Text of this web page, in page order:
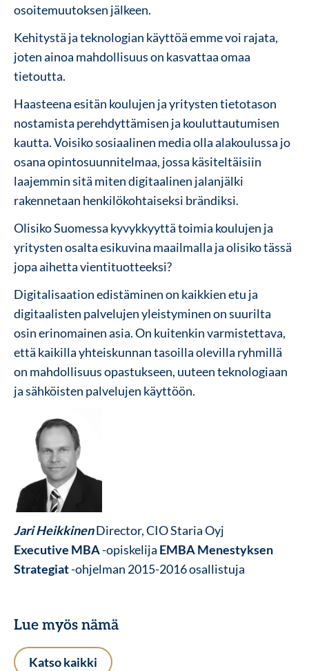
osoitemuutoksen jälkeen.
Kehitystä ja teknologian käyttöä emme voi rajata,
joten ainoa mahdollisuus on kasvattaa omaa
tietoutta.
Haasteena esitän koulujen ja yritysten tietotason
nostamista perehdyttämisen ja kouluttautumisen
kautta. Voisiko sosiaalinen media olla alakoulussa jo
osana opintosuunnitelmaa, jossa käsiteltäisiin
laajemmin sitä miten digitaalinen jalanjälki
rakennetaan henkilökohtaiseksi brändiksi.
Olisiko Suomessa kyvykkyyttä toimia koulujen ja
yritysten osalta esikuvina maailmalla ja olisiko tässä
jopa aihetta vientituotteeksi?
Digitalisaation edistäminen on kaikkien etu ja
digitaalisten palvelujen yleistyminen on suurilta
osin erinomainen asia. On kuitenkin varmistettava,
että kaikilla yhteiskunnan tasoilla olevilla ryhmillä
on mahdollisuus opastukseen, uuteen teknologiaan
ja sähköisten palvelujen käyttöön.
Jari HeikkinenDirector, CIO Staria Oyj
Executive MBA-opiskelija EMBA Menestyksen
Strategiat-ohjelman 2015-2016 osallistuja
Lue myös nämä
Katso kaikki